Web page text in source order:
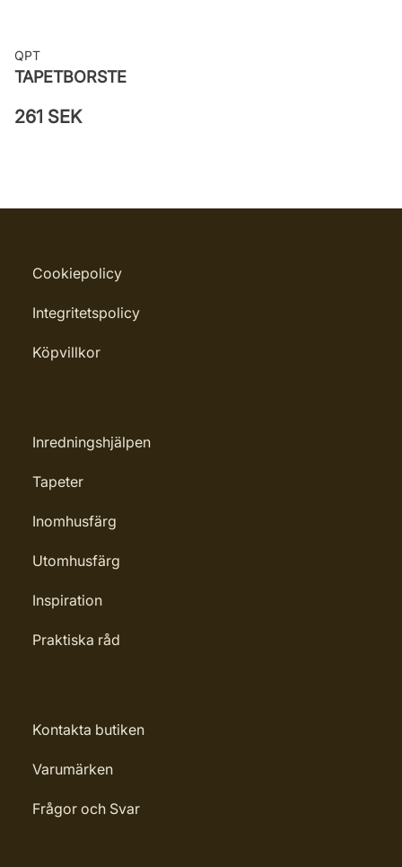
QPT
TAPETBORSTE
261 SEK
Cookiepolicy
Integritetspolicy
Köpvillkor
Inredningshjälpen
Tapeter
Inomhusfärg
Utomhusfärg
Inspiration
Praktiska råd
Kontakta butiken
Varumärken
Frågor och Svar